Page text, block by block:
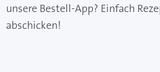
unsere Bestell-App? Einfach
abschicken!